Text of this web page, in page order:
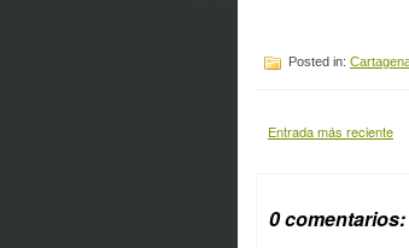
Posted in:
Entrada más reciente
0 comentarios: